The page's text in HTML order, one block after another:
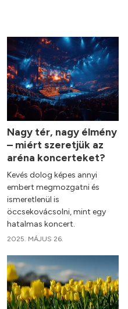
Nagy tér, nagy élmény
– miért szeretjük az
aréna koncerteket?
Kevés dolog képes annyi
embert megmozgatni és
ismeretlenül is
öccsekovácsolni, mint egy
hatalmas koncert.
2025. MÁJUS 26.